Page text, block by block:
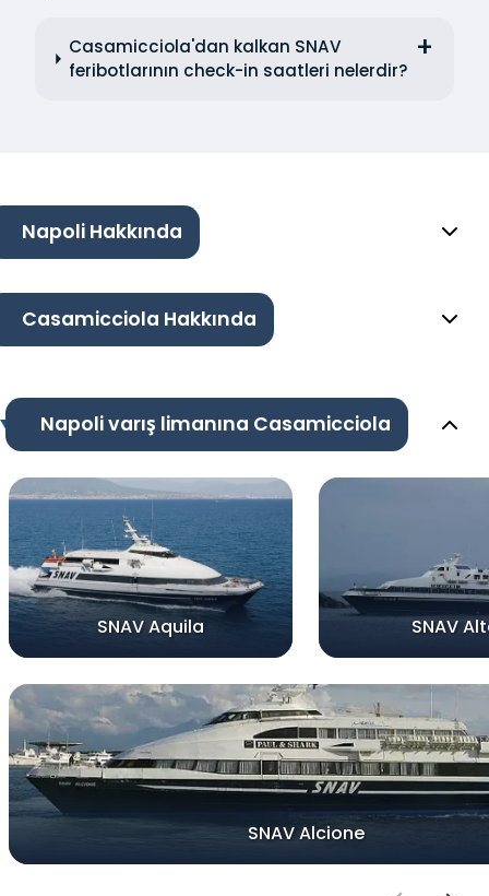
Casamicciola'dan kalkan SNAV
feribotlarının check-in saatleri nelerdir?
Napoli Hakkında
Casamicciola Hakkında
Napoli varış limanına Casamicciola
SNAV Aquila SNAV
SNAV Alcione